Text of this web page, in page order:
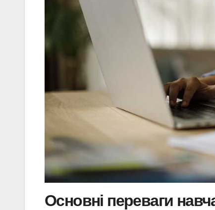
Основні переваги